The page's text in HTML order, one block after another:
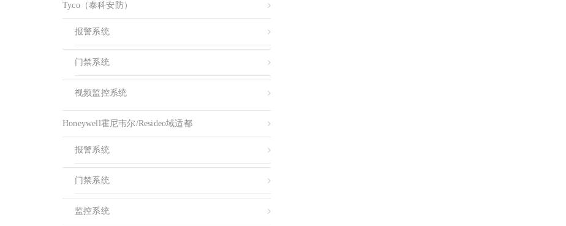
Tyco（泰科安防）
报警系统
门禁系统
视频监控系统
Honeywell霍尼韦尔/resideo域适都
报警系统
门禁系统
监控系统